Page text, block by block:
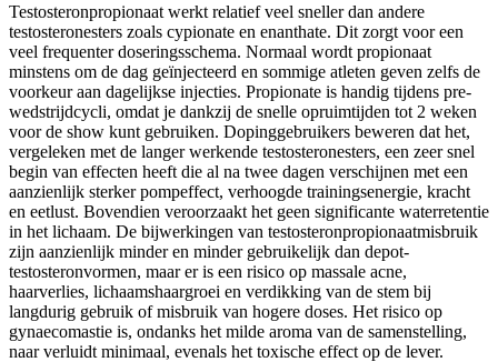
Testosteronpropionaat werkt relatief veel sneller dan andere
testosteronesters zoals cypionate en enanthate. Dit zorgt voor een
veel frequenter doseringsschema. Normaal wordt propionaat
minstens om de dag geïnjecteerd en sommige atleten geven zelfs de
voorkeur aan dagelijkse injecties. Propionate is handig tijdens pre-
wedstrijdcycli, omdat je dankzij de snelle opruimtijden tot 2 weken
voor de show kunt gebruiken. Dopinggebruikers beweren dat het,
vergeleken met de langer werkende testosteronesters, een zeer snel
begin van effecten heeft die al na twee dagen verschijnen met een
aanzienlijk sterker pompeffect, verhoogde trainingsenergie, kracht
en eetlust. Bovendien veroorzaakt het geen significante waterretentie
in het lichaam. De bijwerkingen van testosteronpropionaatmisbruik
zijn aanzienlijk minder en minder gebruikelijk dan depot-
testosteronvormen, maar er is een risico op massale acne,
haarverlies, lichaamshaargroei en verdikking van de stem bij
langdurig gebruik of misbruik van hogere doses. Het risico op
gynaecomastie is, ondanks het milde aroma van de samenstelling,
naar verluidt minimaal, evenals het toxische effect op de lever.